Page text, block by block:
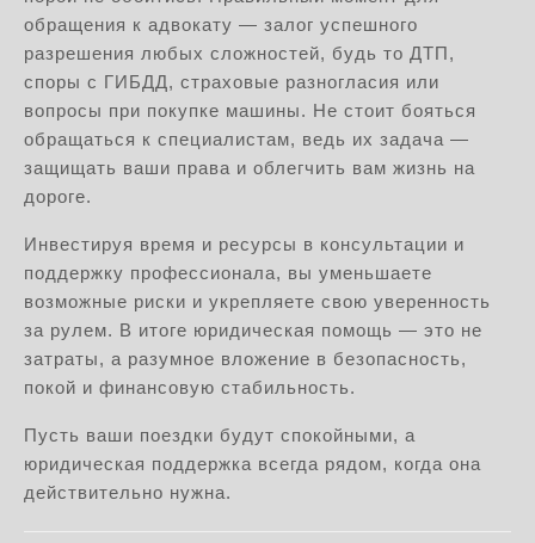
обращения к адвокату — залог успешного
разрешения любых сложностей, будь то ДТП,
споры с ГИБДД, страховые разногласия или
вопросы при покупке машины. Не стоит бояться
обращаться к специалистам, ведь их задача —
защищать ваши права и облегчить вам жизнь на
дороге.
Инвестируя время и ресурсы в консультации и
поддержку профессионала, вы уменьшаете
возможные риски и укрепляете свою уверенность
за рулем. В итоге юридическая помощь — это не
затраты, а разумное вложение в безопасность,
покой и финансовую стабильность.
Пусть ваши поездки будут спокойными, а
юридическая поддержка всегда рядом, когда она
действительно нужна.